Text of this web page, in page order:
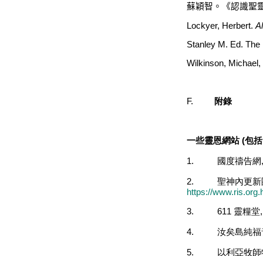
蘇穎智。《認識聖
Lockyer, Herbert.
Stanley M. Ed.
Wilkinson,
F. 附錄
一些靈恩網站(包
1. 國度禱告網
2.聖神內更
https://
3.611 靈糧堂
4.汝矣島純
5. 以利亞牧